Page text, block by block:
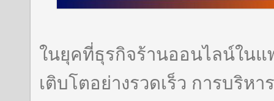
ในยุคที่ธุรกิจร้านออนไลน์ใน
เติบโตอย่างรวดเร็ว การบริห